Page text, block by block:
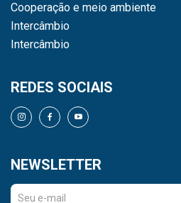
Cooperação e meio ambiente
Intercâmbio
Intercâmbio
REDES SOCIAIS
NEWSLETTER